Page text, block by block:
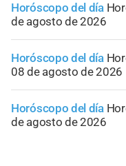
Horóscopo del día
de agosto de 2026
Horóscopo del día
08 de agosto de 2026
Horóscopo del día
de agosto de 2026